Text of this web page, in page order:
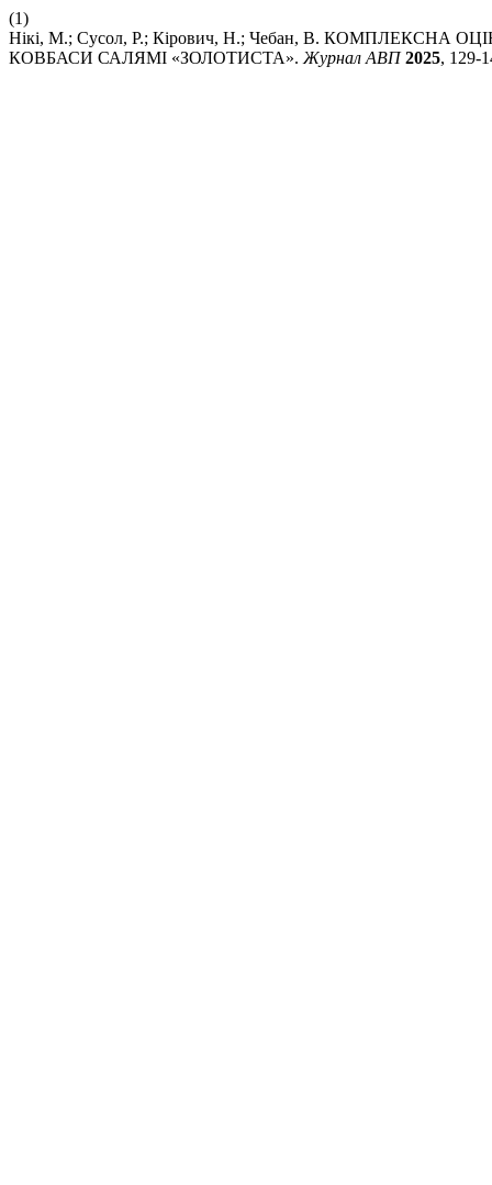
(1)
Нікі, М.; Сусол, Р.; Кірович, Н.; Чебан, В.
КОВБАСИ САЛЯМІ «ЗОЛОТИСТА». Журнал АВП 2025, 129-